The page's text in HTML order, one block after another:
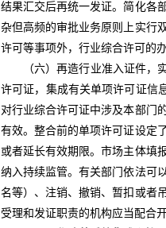
结果汇交后再统一发证。简化各
杂但高频的审批业务原则上实行
许可等事项外，行业综合许可的
（六）再造行业准入证件，
许可证，集成有关单项许可证信
对行业综合许可证中涉及本部门
有效。整合前的单项许可证设定
或者延长有效期限。市场主体填
纳入持续监管。有关部门依法可
名等）、注销、撤销、暂扣或者
受理和发证职责的机构应当配合开